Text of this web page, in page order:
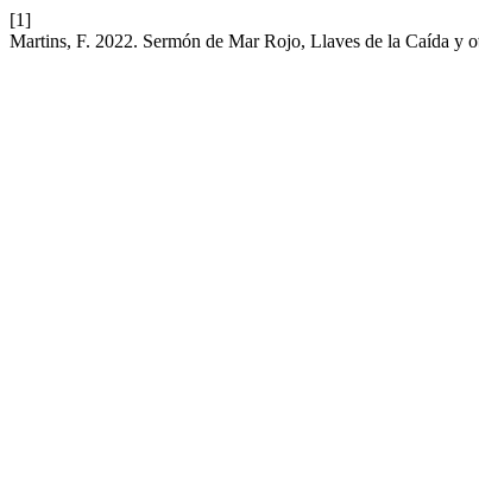
[1]
Martins, F. 2022. Sermón de Mar Rojo, Llaves de la Caída y